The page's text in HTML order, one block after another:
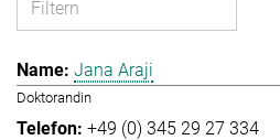
Jana Araji
Doktorandin
+49 (0) 345 29 27 334